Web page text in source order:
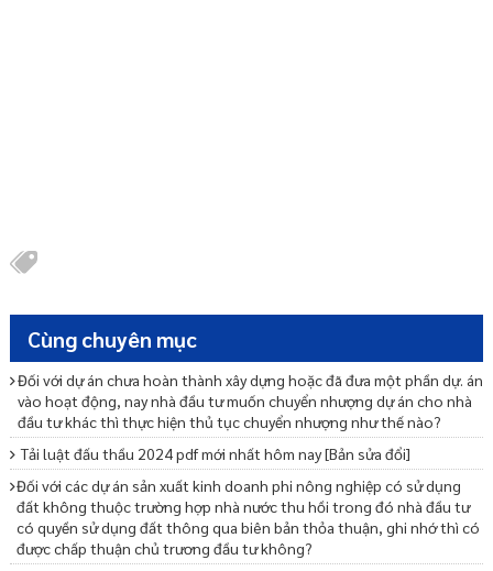
Cùng chuyên mục
Đối với dự án chưa hoàn thành xây dựng hoặc đã đưa một phần dự. án
vào hoạt động, nay nhà đầu tư muốn chuyển nhượng dự án cho nhà
đầu tư khác thì thực hiện thủ tục chuyển nhượng như thế nào?
Tải luật đấu thầu 2024 pdf mới nhất hôm nay [Bản sửa đổi]
Đối với các dự án sản xuất kinh doanh phi nông nghiệp có sử dụng
đất không thuộc trường hợp nhà nước thu hồi trong đó nhà đầu tư
có quyền sử dụng đất thông qua biên bản thỏa thuận, ghi nhớ thì có
được chấp thuận chủ trương đầu tư không?